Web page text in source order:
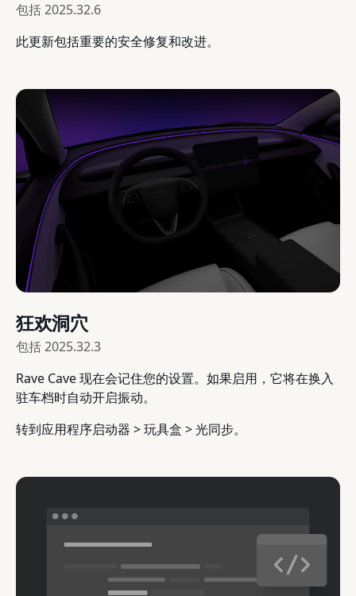
包括2025.32.6
此更新包括重要的安全修复和改进。
狂欢洞穴
包括2025.32.3
Rave Cave 现在会记住您的设置。如果启用，它将在换入
驻车档时自动开启振动。
转到应用程序启动器 > 玩具盒 > 光同步。